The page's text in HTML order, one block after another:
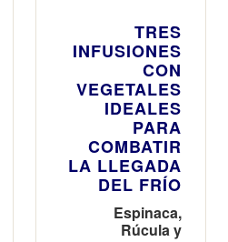
TRES
INFUSIONES
CON
VEGETALES
IDEALES
PARA
COMBATIR
LA LLEGADA
DEL FRÍO
Espinaca,
Rúcula y